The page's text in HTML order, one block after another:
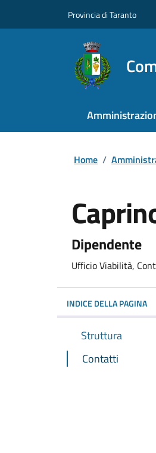
Provincia di Taranto
Home /
Dipendente
Ufficio Viabilità,
INDICE DELLA PAGINA
Struttura
Contatti